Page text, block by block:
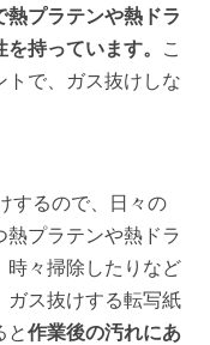
プラテンや熱ドラ
持っています。
こ
トで、ガス抜けしな
するので、日々の
プラテンや熱ドラ
時々掃除したりなど
ガス抜けする転写紙
と作業後の汚れにあ